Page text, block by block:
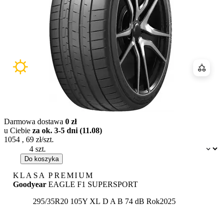
Dostępność:
Darmowa dostawa 0 zł
u Ciebie za ok. 3-5 dni (11.08)
1054 , 69 zł/szt.
Do koszyka
KLASA PREMIUM
Goodyear EAGLE F1 SUPERSPORT
295/35R20 105Y XL Etykieta:
D A B 74 dB Rok2025